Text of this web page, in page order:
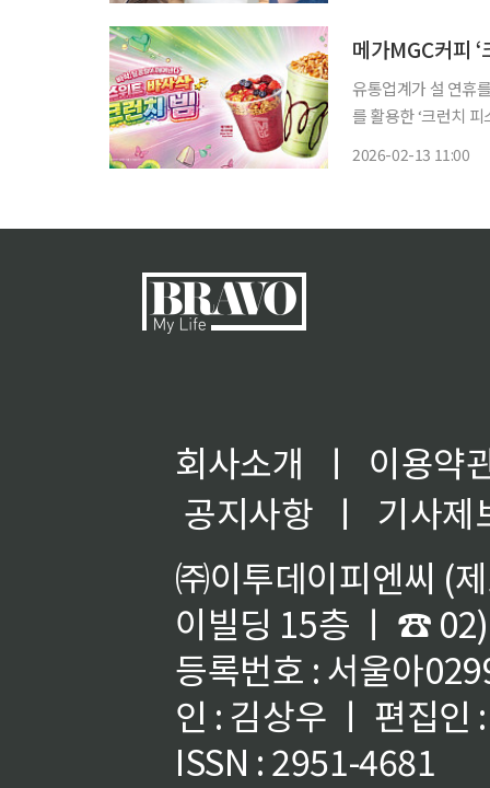
유통업계가 설 연휴
를 활용한 ‘크런치
2026-02-13 11:00
회사소개 ㅣ
이용약
공지사항
ㅣ
기사제
㈜이투데이피엔씨 (
이빌딩 15층 ㅣ ☎
등록번호 : 서울아
인 : 김상우 ㅣ 편집인
ISSN : 2951-4681